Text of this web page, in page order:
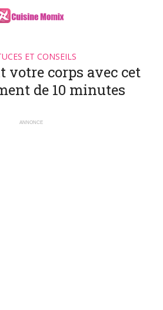
ET CONSEILS
votre corps avec cet
de 10 minutes
ANNONCE